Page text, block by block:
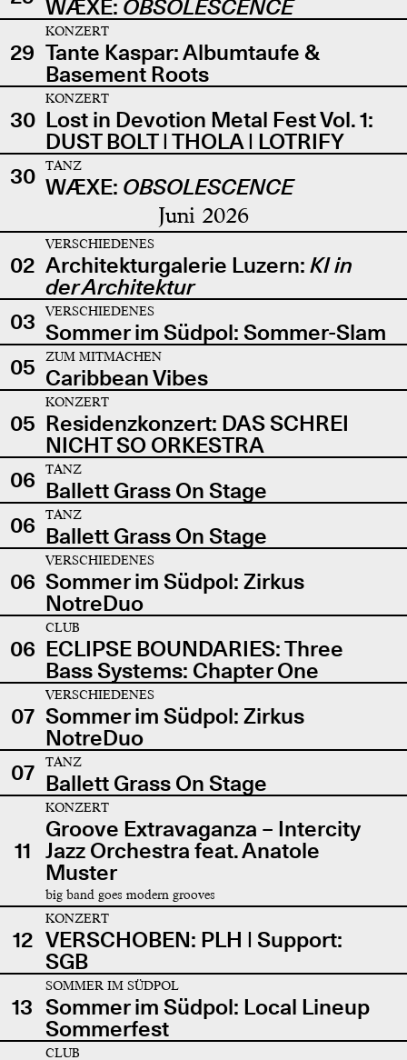
WÆXE: OBSOLESCENCE
29
KONZERT
Tante Kaspar: Albumtaufe &
Basement Roots
30
KONZERT
Lost in Devotion Metal Fest Vol. 1:
DUST BOLT | THOLA | LOTRIFY
30
TANZ
WÆXE: OBSOLESCENCE
Juni 2026
02
VERSCHIEDENES
Architekturgalerie Luzern: KI in
der Architektur
03
VERSCHIEDENES
Sommer im Südpol: Sommer-Slam
05
ZUM MITMACHEN
Caribbean Vibes
05
KONZERT
Residenzkonzert: DAS SCHREI
NICHT SO ORKESTRA
06
TANZ
Ballett Grass On Stage
06
TANZ
Ballett Grass On Stage
06
VERSCHIEDENES
Sommer im Südpol: Zirkus
NotreDuo
06
CLUB
ECLIPSE BOUNDARIES: Three
Bass Systems: Chapter One
07
VERSCHIEDENES
Sommer im Südpol: Zirkus
NotreDuo
07
TANZ
Ballett Grass On Stage
11
KONZERT
Groove Extravaganza – Intercity
Jazz Orchestra feat. Anatole
Muster
big band goes modern grooves
12
KONZERT
VERSCHOBEN: PLH | Support:
SGB
13
SOMMER IM SÜDPOL
Sommer im Südpol: Local Lineup
Sommerfest
CLUB